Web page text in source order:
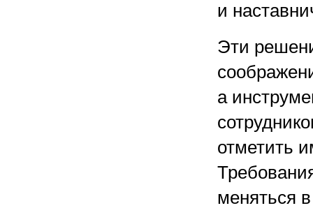
и
Эти
а
отметить
меняться